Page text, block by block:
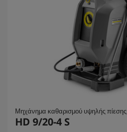
Μηχάνημα καθαρισμού υψηλής πίεσης
HD 9/20-4 S